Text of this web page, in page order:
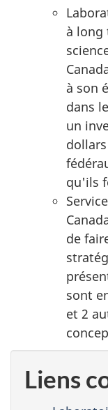
à long
à son
dans
un
qu'ils
de
sont
et 2
Liens